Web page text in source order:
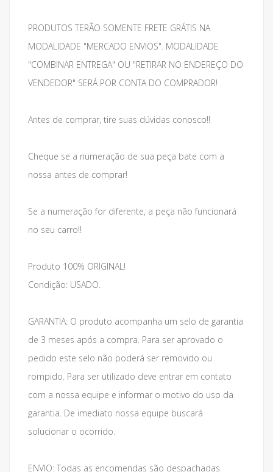
PRODUTOS TERÃO SOMENTE FRETE GRÁTIS NA
MODALIDADE "MERCADO ENVIOS". MODALIDADE
"COMBINAR ENTREGA" OU "RETIRAR NO ENDEREÇO DO
VENDEDOR" SERÁ POR CONTA DO COMPRADOR!
Antes de comprar, tire suas dúvidas conosco!!
Cheque se a numeração de sua peça bate com a
nossa antes de comprar!
Se a numeração for diferente, a peça não funcionará
no seu carro!!
Produto 100% ORIGINAL!
Condição: USADO.
GARANTIA: O produto acompanha um selo de garantia
de 3 meses após a compra. Para ser aprovado o
pedido este selo não poderá ser removido ou
rompido. Para ser utilizado deve entrar em contato
com a nossa equipe e informar o motivo do uso da
garantia. De imediato nossa equipe buscará
solucionar o ocorrido.
ENVIO: Todas as encomendas são despachadas